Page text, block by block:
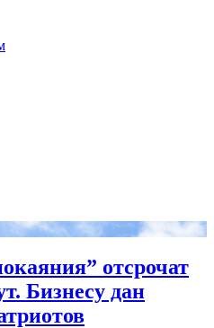
отсрочат
Бизнесу дан